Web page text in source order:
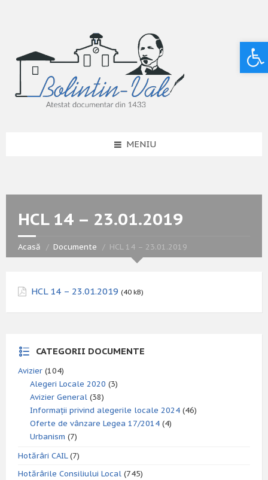
MENIU
HCL 14 – 23.01.2019
Acasă Documente HCL 14 – 23.01.2019
HCL 14 – 23.01.2019 (40 kB)
CATEGORII DOCUMENTE
Avizier (104)
Alegeri Locale 2020 (3)
Avizier General (38)
Informații privind alegerile locale 2024 (46)
Oferte de vânzare Legea 17/2014 (4)
Urbanism (7)
Hotărâri CAIL(7)
Hotărârile Consiliului Local (745)
Deschide bara de unelte